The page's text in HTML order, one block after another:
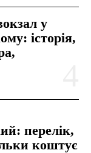
у
історія,
перелік,
коштує